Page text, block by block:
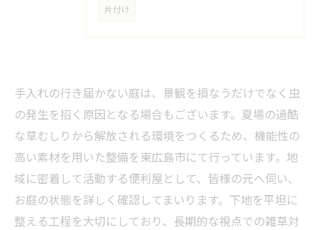
片付け
手入れの行き届かない庭は、景観を損なうだけでなく虫
の発生を招く原因となる場合もございます。夏場の過酷
な草むしりから解放される環境をつくるため、機能性の
高い素材を用いた整備を東広島市にて行っています。地
域に密着して活動する便利屋として、皆様の元へ伺い、
お庭の状態を詳しく確認してまいります。下地を平坦に
整える工程を大切にしており、長期的な視点での雑草対